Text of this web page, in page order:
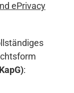
ePrivacy
: